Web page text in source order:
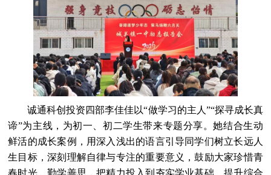
诚通科创投资四部李佳佳以“做学习的主人”“探寻成长真
谛”为主线，为初一、初二学生带来专题分享。她结合生动
鲜活的成长案例，用深入浅出的语言引导同学们树立长远人
生目标，深刻理解自律与专注的重要意义，鼓励大家珍惜青
春时光、勤学善思，把精力投入到夯实学业基础、提升综合